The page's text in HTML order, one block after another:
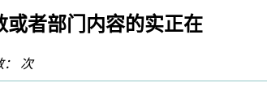
或者部门内容的实正在
次